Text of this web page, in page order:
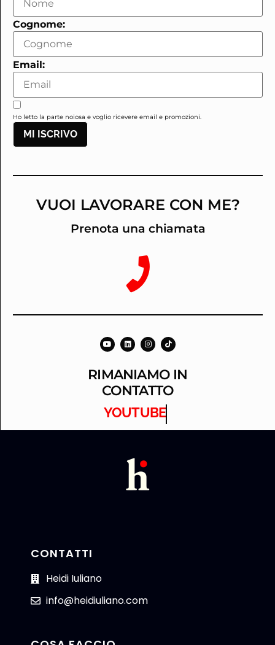
Cognome:
Email:
Ho letto la parte noiosa e voglio ricevere email e promozioni.
MI ISCRIVO
VUOI LAVORARE CON ME?
Prenota una chiamata
RIMANIAMO IN
CONTATTO
YOUTUBE
CONTATTI
Heidi Iuliano
info@heidiuliano.com